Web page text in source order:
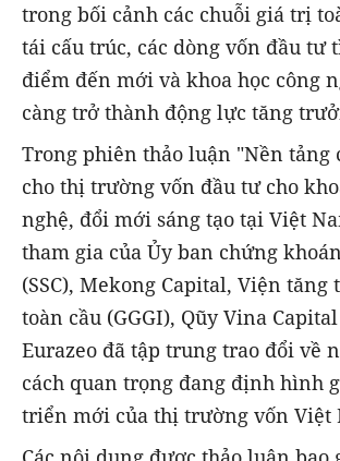
trong bối cảnh các chuỗi giá trị
tái cấu trúc, các dòng vốn đầu tư
điểm đến mới và khoa học công
càng trở thành động lực tăng
Trong phiên thảo luận "Nền tảng
cho thị trường vốn đầu tư cho
nghệ, đổi mới sáng tạo tại Việt
tham gia của Ủy ban chứng
(SSC), Mekong Capital, Viện
toàn cầu (GGGI), Qũy Vina
Eurazeo đã tập trung trao đổi về
cách quan trọng đang định hình
triển mới của thị trường vốn Việt